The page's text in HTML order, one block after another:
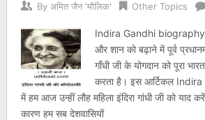
By अमित जैन 'मौलिक' Other Topics
Indira Gandhi biography
और शान को बढ़ाने में पूर्व
गाँधी जी के योगदान को पूरा
करता है। इस आर्टिकल
में हम आज उन्हीं लौह महिला इंदिरा गांधी जी को याद
कारण हम सब देशवासियों